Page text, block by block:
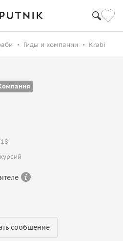
Гиды и компании Krabi
сообщение